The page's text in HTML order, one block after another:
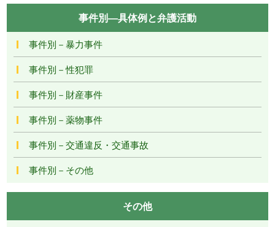
事件別―具体例と弁護活動
事件別－暴力事件
事件別－性犯罪
事件別－財産事件
事件別－薬物事件
事件別－交通違反・交通事故
事件別－その他
その他